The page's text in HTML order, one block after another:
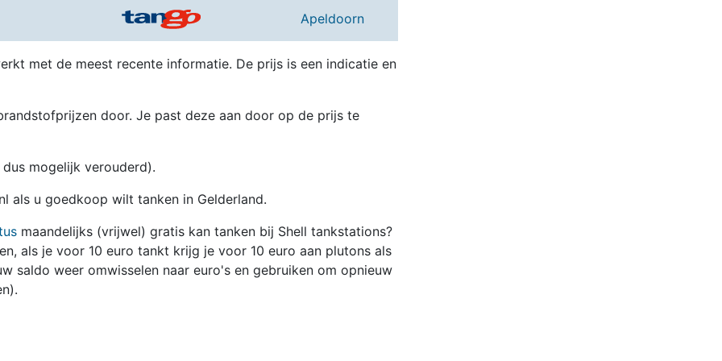
Apeldoorn
met de meest recente informatie. De prijs is een indicatie en
door. Je past deze aan door op de prijs te
mogelijk verouderd).
als u goedkoop wilt tanken in Gelderland.
maandelijks (vrijwel) gratis kan tanken bij Shell tankstations?
als je voor 10 euro tankt krijg je voor 10 euro aan plutons als
saldo weer omwisselen naar euro's en gebruiken om opnieuw